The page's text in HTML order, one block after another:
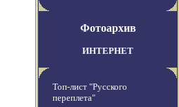
Фотоархив
ИНТЕРНЕТ
Топ-лист "Русского
переплета"